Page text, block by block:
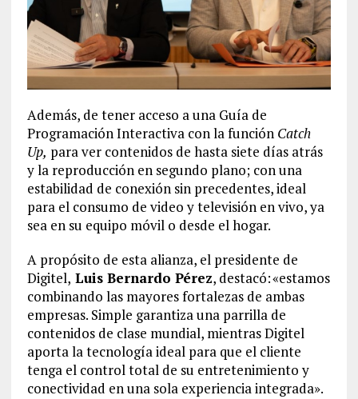
Además, de tener acceso a una Guía de
Programación Interactiva con la función Catch
Up, para ver contenidos de hasta siete días atrás
y la reproducción en segundo plano; con una
estabilidad de conexión sin precedentes, ideal
para el consumo de video y televisión en vivo, ya
sea en su equipo móvil o desde el hogar.
A propósito de esta alianza, el presidente de
Digitel, Luis Bernardo Pérez, destacó: «estamos
combinando las mayores fortalezas de ambas
empresas. Simple garantiza una parrilla de
contenidos de clase mundial, mientras Digitel
aporta la tecnología ideal para que el cliente
tenga el control total de su entretenimiento y
conectividad en una sola experiencia integrada».